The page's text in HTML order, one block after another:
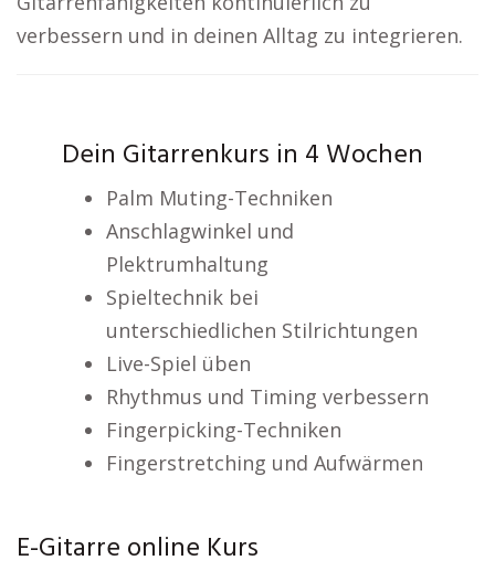
verbessern und in deinen Alltag zu integrieren.
Dein Gitarrenkurs in 4 Wochen
Palm Muting-Techniken
Anschlagwinkel und
Plektrumhaltung
Spieltechnik bei
unterschiedlichen Stilrichtungen
Live-Spiel üben
Rhythmus und Timing verbessern
Fingerpicking-Techniken
Fingerstretching und Aufwärmen
E-Gitarre online Kurs